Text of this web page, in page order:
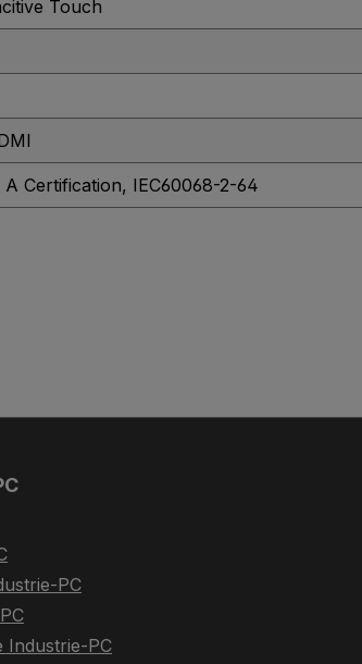
Touch
A Certification, IEC60068-2-64
PC
Industrie-PC